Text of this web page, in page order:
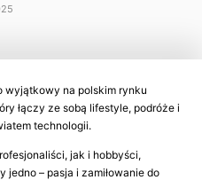
wyjątkowy na polskim rynku
łączy ze sobą lifestyle, podróże i
technologii.
jak i hobbyści,
jedno – pasja i zamiłowanie do